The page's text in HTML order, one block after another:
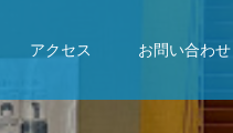
アクセス お問い合わせ